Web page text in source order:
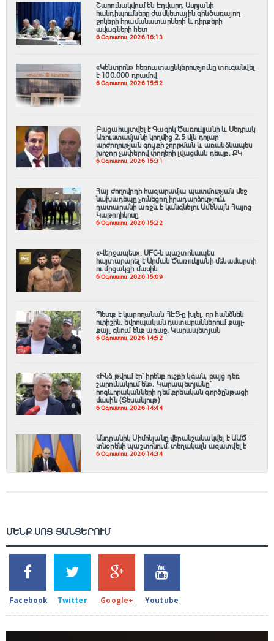
Շարունակվում են Էդվարդ Ասրյանի
հանդիպումները ժամկետային զինծառայող
ջոկերի հրամանատարների և դիրքերի
ավագների հետ
6 Օգոստոս, 2026 16:13
«Կենտրոն» հեռուստաընկերությունը տուգանվել
է 100․000 դրամով
6 Օգոստոս, 2026 15:52
Բացահայտվել է Գագիկ Ծառուկյանի և Սեդրակ
Առուստամյանի կողմից 2.5 մլն դոլար
արժողության գույքի շորթման և առանձնապես
խոշոր չափերով փողերի լվացման դեպք. ՔԿ
6 Օգոստոս, 2026 15:31
Հայ ժողովրդի հազարամյա պատմության մեջ
նախադեպը չունեցող իրադարձություն.
դատարանի առջև է կանգնելու Ամենայն Հայոց
Կաթողիկոսը
6 Օգոստոս, 2026 15:22
«Վերջապես». UFC-ն պաշտոնապես
հայտարարել է Արման Ծառուկյանի մենամարտի
ու մրցակցի մասին
6 Օգոստոս, 2026 15:09
Պետք է կարողանան ՀԷՑ-ը խլել, որ հանձնեն
ուրիշին. եվրոպական դատարաններում քայլ-
քայլ գնում ենք առաջ. Կարապետյան
6 Օգոստոս, 2026 14:52
«Ինձ թվում էր՝ իրենք ուշքի կգան, բայց դեռ
շարունակում են». Կարապետյանը՝
հոգևորականների դեմ քրեական գործընթացի
մասին (Տեսանյութ)
6 Օգոստոս, 2026 14:44
Անդրանիկ Սիմոնյանը վերանշանակվել է ԱԱԾ
տնօրենի պաշտոնում. տեղակալն ազատվել է
6 Օգոստոս, 2026 14:34
ՄԵՆՔ ՍՈՑ ՑԱՆՑԵՐՈՒՄ
2k
SHARES
Facebook
1.5k
TWEETS
Twitter
203
SHARES
Google+
620
SHARES
Youtube